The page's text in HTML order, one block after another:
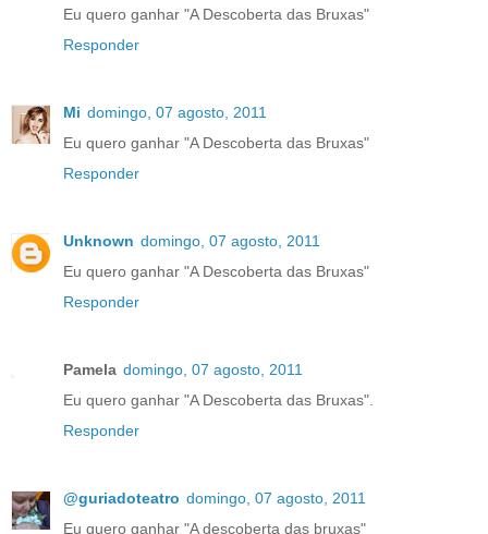
Eu quero ganhar "A Descoberta das Bruxas"
Responder
Mi domingo, 07 agosto, 2011
Eu quero ganhar "A Descoberta das Bruxas"
Responder
Unknown domingo, 07 agosto, 2011
Eu quero ganhar "A Descoberta das Bruxas"
Responder
Pamela domingo, 07 agosto, 2011
Eu quero ganhar "A Descoberta das Bruxas".
Responder
@guriadoteatro domingo, 07 agosto, 2011
Eu quero ganhar "A descoberta das bruxas"